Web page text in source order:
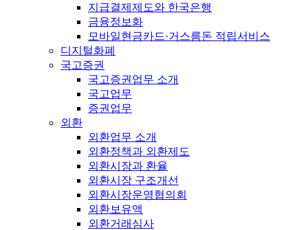
지급결제제도와 한국은행
금융정보화
모바일현금카드·거스름돈 적립서비스
디지털화폐
국고증권
국고증권업무 소개
국고업무
증권업무
외환
외환업무 소개
외환정책과 외환제도
외환시장과 환율
외환시장 구조개선
외환시장운영협의회
외환보유액
외환거래심사